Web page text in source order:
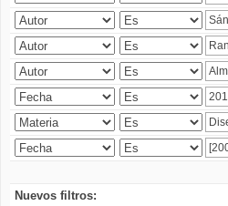
Nuevos filtros: